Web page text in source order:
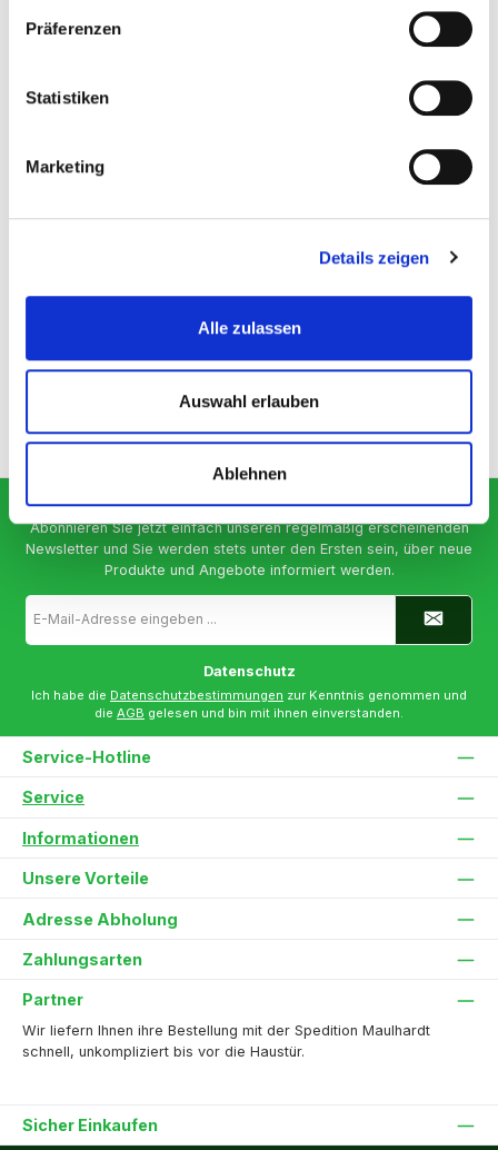
Präferenzen
Statistiken
Marketing
Details zeigen
Alle zulassen
Auswahl erlauben
Ablehnen
Luzerne – die Premium Futterpflanze, nahrhaft und natürlich
Bewertungen
Abonnieren Sie jetzt einfach unseren regelmäßig erscheinenden
Newsletter und Sie werden stets unter den Ersten sein, über neue
Produkte und Angebote informiert werden.
E-
Mail-
*
Datenschutz
Ich habe die Datenschutzbestimmungen zur Kenntnis genommen und
die AGB gelesen und bin mit ihnen einverstanden.
Service-Hotline
Service
Informationen
Unsere Vorteile
Zahlungsarten
Partner
Wir liefern Ihnen ihre Bestellung mit der Spedition Maulhardt
schnell, unkompliziert bis vor die Haustür.
Adresse Abholung
Sicher Einkaufen